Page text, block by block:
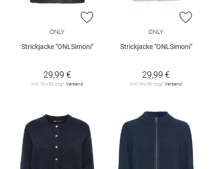
ZUR WUNSCHLISTE HINZUFÜGEN
ONLY
Strickjacke "ONLSimoni"
29,99 €
inkl. MwSt. zzgl.Versand
ZUR
ONLY
Strickjacke "ONLSimoni"
29,99 €
inkl. MwSt. zzgl.Versand